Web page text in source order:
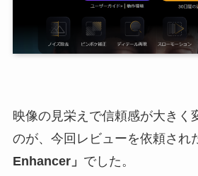
映像の見栄えで信頼感が大きく
のが、今回レビューを依頼され
Enhancer」 でした。